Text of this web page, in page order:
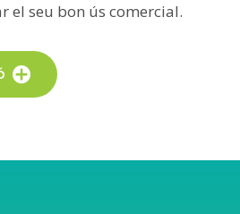
el seu bon ús comercial.